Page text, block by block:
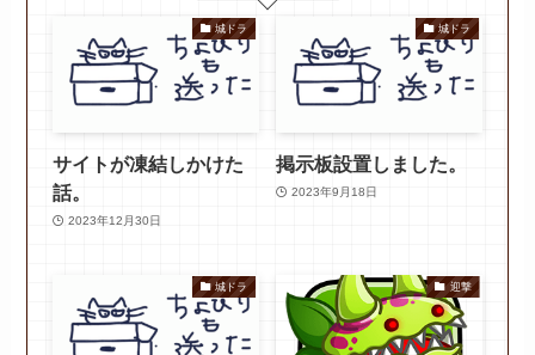
城ドラ
サイトが凍結しかけた
話。
2023年12月30日
城ドラ
掲示板設置しました。
2023年9月18日
城ドラ 迎撃